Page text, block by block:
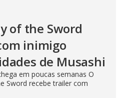
of the Sword
inimigo
de Musashi
em poucas semanas O
Sword recebe trailer com